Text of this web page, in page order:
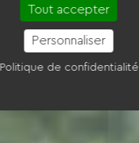
Tout accepter
Personnaliser
Politique de confidentialité